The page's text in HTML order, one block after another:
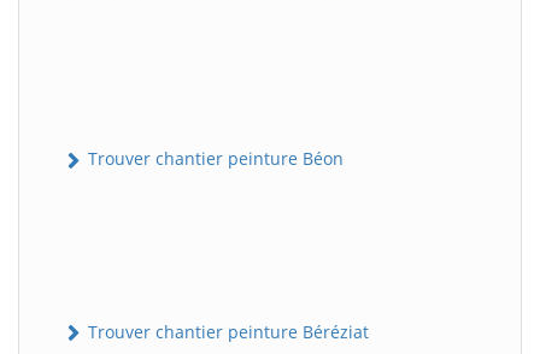
Trouver chantier peinture Béon
Trouver chantier peinture Béréziat